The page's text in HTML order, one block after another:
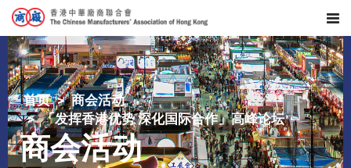
首页
商会活动
「发挥香港优势 深化国际合作」高峰论坛
商会活动